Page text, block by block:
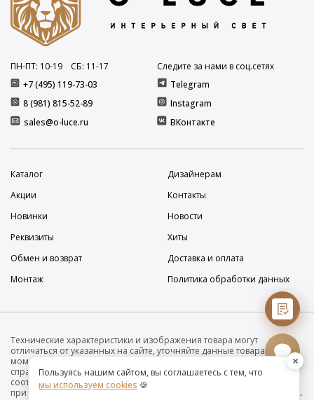
+7 (495) 119-73-03
8 (981) 815-52-89
ПН-ПТ: 10-19 СБ: 11-17
sales@o-luce.ru
Следите за нами в соц.сетях
Telegram
Instagram
ВКонтакте
Каталог
Дизайнерам
Акции
Контакты
Новинки
Новости
Реквизиты
Хиты
Обмен и возврат
Доставка и оплата
Монтаж
Политика обработки данных
Технические характеристики и изображения товара могут
отличаться от указанных на сайте, уточняйте данные товара на
момент покупки и оплаты. Вся информация на сайте о товарах носит
справочный характер и не является публичной офертой в
соответствии с пунктом 2 статьи 437 ГК РФ. Убедительно просим Вас
при покупке проверять наличие желаемых функций и характеристик.
Пользуясь нашим сайтом, вы соглашаетесь с тем, что
мы используем cookies 🍪
×